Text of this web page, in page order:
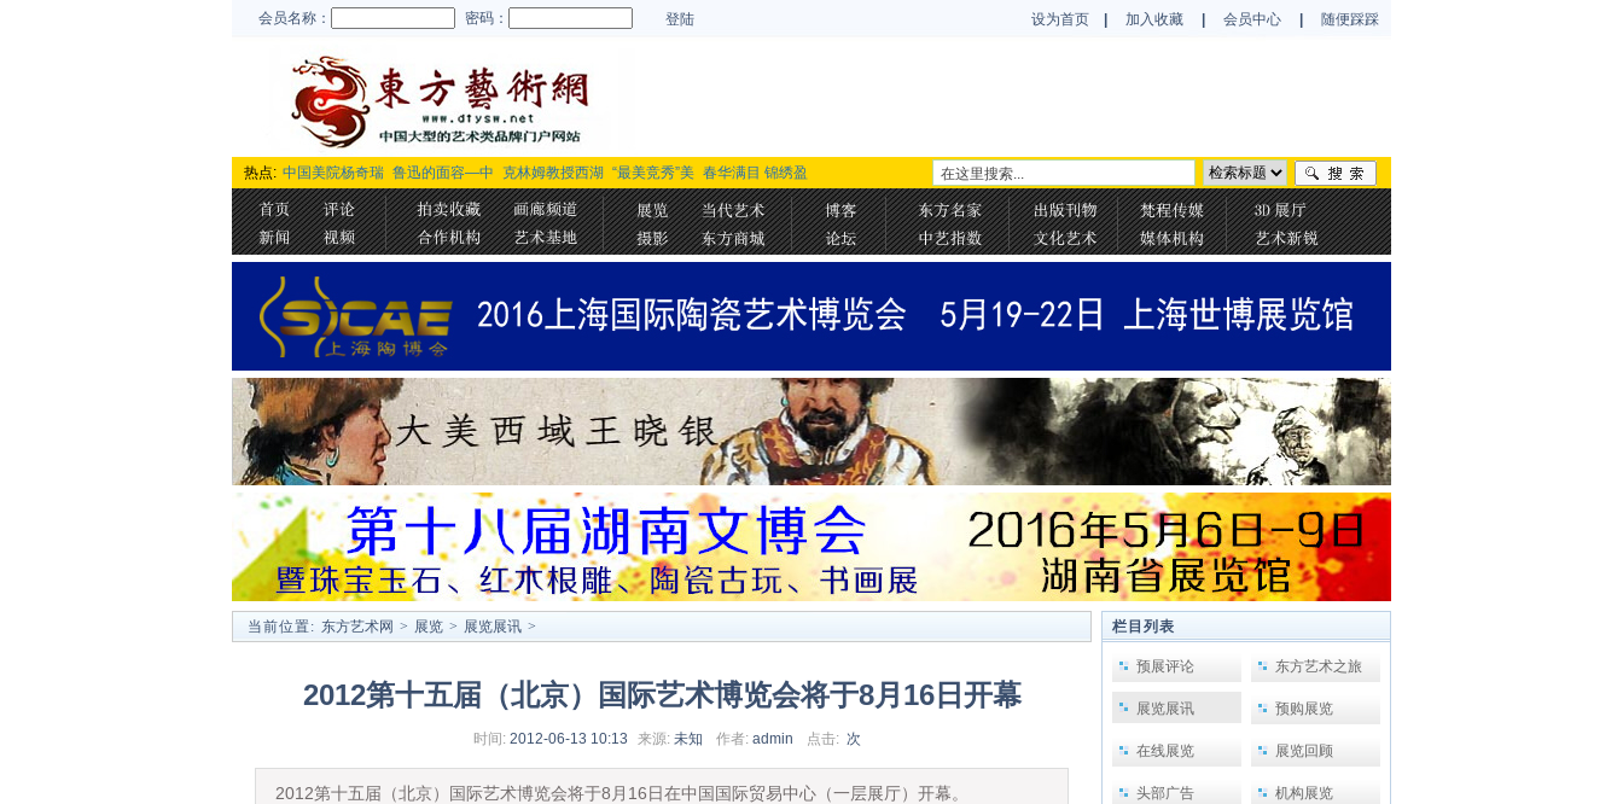
会员名称： 密码： 登陆 设为首页 加入收藏 会员中心 随便踩踩
热点: 中国美院杨奇瑞 鲁迅的面容—中 克林姆教授西湖 “最美竞秀”美 春华满目 锦绣盈
当前位置: 东方艺术网 > 展览 > 展览展讯 >
2012第十五届（北京）国际艺术博览会将于8月16日开幕
时间: 2012-06-13 10:13 来源: 未知 作者: admin 点击: 次
2012第十五届（北京）国际艺术博览会将于8月16日在中国国际贸易中心（一层展厅）开幕。
栏目列表
预展评论 东方艺术之旅
展览展讯 预购展览
在线展览 展览回顾
头部广告 机构展览